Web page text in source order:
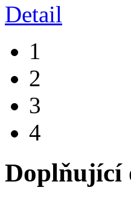
Detail
1
2
3
4
Doplňující